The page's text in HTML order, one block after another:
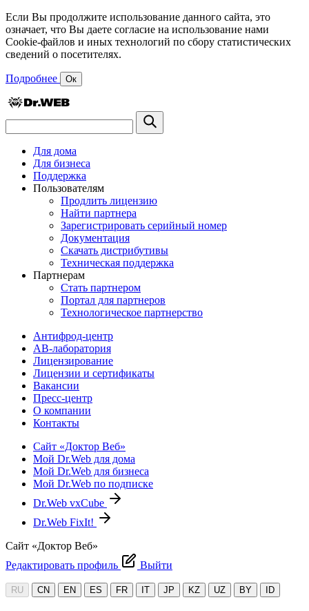
Если Вы продолжите использование данного сайта, это
означает, что Вы даете согласие на использование нами
Cookie-файлов и иных технологий по сбору статистических
сведений о посетителях.
Подробнее Ок
Для дома
Для бизнеса
Поддержка
Пользователям
Продлить лицензию
Найти партнера
Зарегистрировать серийный номер
Документация
Скачать дистрибутивы
Техническая поддержка
Партнерам
Стать партнером
Портал для партнеров
Технологическое партнерство
Антифрод-центр
АВ-лаборатория
Лицензирование
Лицензии и сертификаты
Вакансии
Пресс-центр
О компании
Контакты
Сайт «Доктор Веб»
Мой Dr.Web для дома
Мой Dr.Web для бизнеса
Мой Dr.Web по подписке
Dr.Web vxCube
Dr.Web FixIt!
Сайт «Доктор Веб»
Редактировать профиль
Выйти
RU CN EN ES FR IT JP KZ UZ BY ID